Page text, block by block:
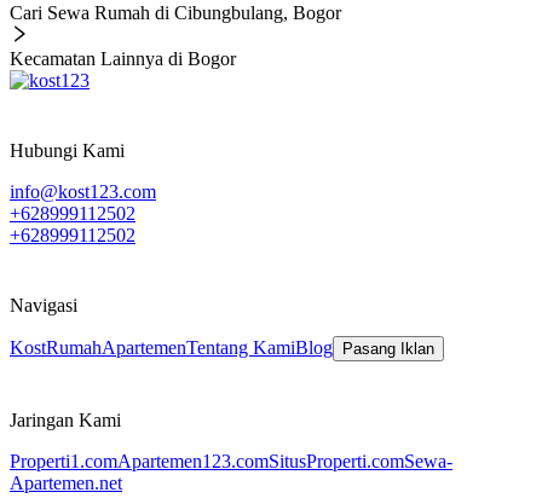
Cari Sewa Rumah di Cibungbulang, Bogor
Kecamatan Lainnya di Bogor
Hubungi Kami
info@kost123.com
+628999112502
+628999112502
Navigasi
KostRumahApartemenTentang KamiBlog Pasang Iklan
Jaringan Kami
Properti1.comApartemen123.comSitusProperti.comSewa-
Apartemen.net